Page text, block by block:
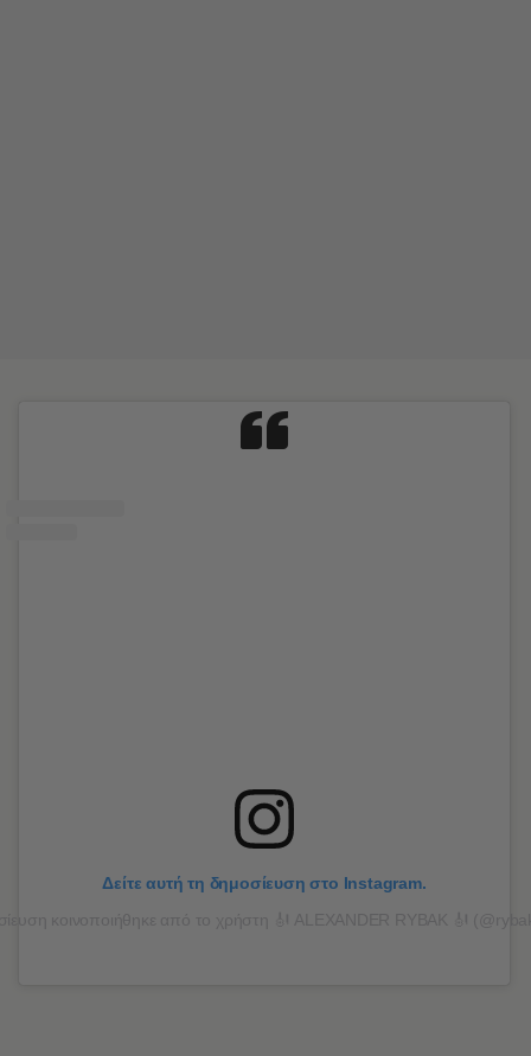
Δείτε αυτή τη δημοσίευση στο Instagram.